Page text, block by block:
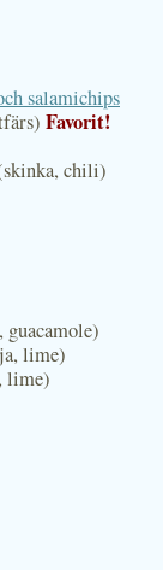
salamichips
Favorit!
chili)
guacamole)
lime)
lime)